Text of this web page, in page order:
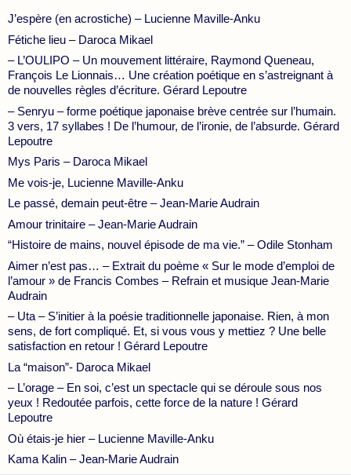
J’espère (en acrostiche) – Lucienne Maville-Anku
Fétiche lieu – Daroca Mikael
– L’OULIPO – Un mouvement littéraire, Raymond Queneau,
François Le Lionnais… Une création poétique en s’astreignant à
de nouvelles règles d’écriture. Gérard Lepoutre
– Senryu – forme poétique japonaise brève centrée sur l’humain.
3 vers, 17 syllabes ! De l’humour, de l’ironie, de l’absurde. Gérard
Lepoutre
Mys Paris – Daroca Mikael
Me vois-je, Lucienne Maville-Anku
Le passé, demain peut-être – Jean-Marie Audrain
Amour trinitaire – Jean-Marie Audrain
“Histoire de mains, nouvel épisode de ma vie.” – Odile Stonham
Aimer n’est pas… – Extrait du poème « Sur le mode d’emploi de
l’amour » de Francis Combes – Refrain et musique Jean-Marie
Audrain
– Uta – S’initier à la poésie traditionnelle japonaise. Rien, à mon
sens, de fort compliqué. Et, si vous vous y mettiez ? Une belle
satisfaction en retour ! Gérard Lepoutre
La “maison”- Daroca Mikael
– L’orage – En soi, c’est un spectacle qui se déroule sous nos
yeux ! Redoutée parfois, cette force de la nature ! Gérard
Lepoutre
Où étais-je hier – Lucienne Maville-Anku
Kama Kalin – Jean-Marie Audrain